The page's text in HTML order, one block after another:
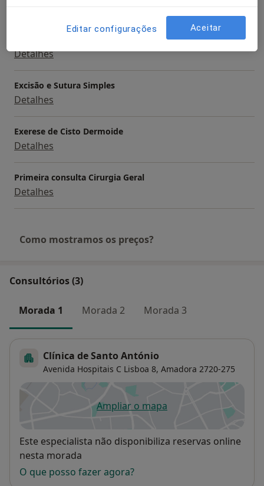
Detalhes
Excisão e Sutura Simples
Detalhes
Exerese de Cisto Dermoide
Detalhes
Primeira consulta Cirurgia Geral
Detalhes
Como mostramos os preços?
Consultórios (3)
Morada 1 Morada 2 Morada 3
Clínica de Santo António
Avenida Hospitais C Lisboa 8, Amadora 2720-275
Ampliar o mapaabre num novo separador
Disponibilidade
Este especialista não disponibiliza reservas online
nesta morada
O que posso fazer agora?
Editar configurações Aceitar